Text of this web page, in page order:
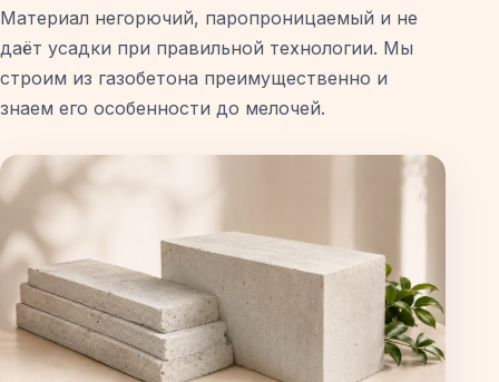
Материал негорючий, паропроницаемый и не
даёт усадки при правильной технологии. Мы
строим из газобетона преимущественно и
знаем его особенности до мелочей.